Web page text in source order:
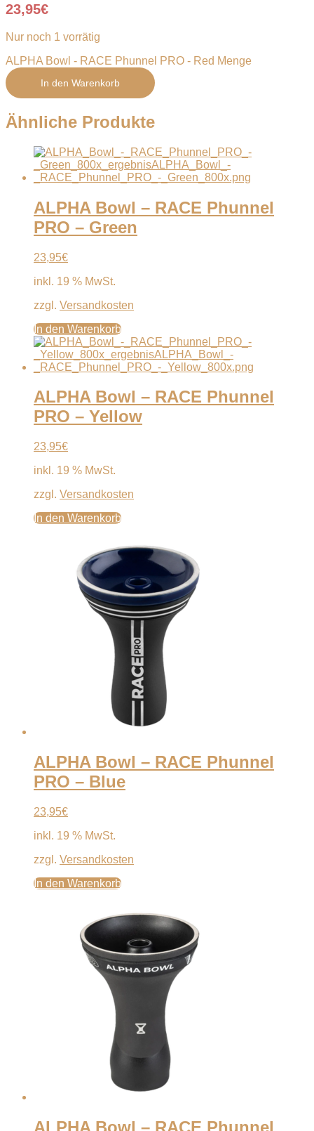
23,95€
Nur noch 1 vorrätig
ALPHA Bowl - RACE Phunnel PRO - Red Menge
In den Warenkorb
Ähnliche Produkte
ALPHA Bowl – RACE Phunnel
PRO – Green
23,95€
inkl. 19 % MwSt.
zzgl. Versandkosten
In den Warenkorb
ALPHA Bowl – RACE Phunnel
PRO – Yellow
23,95€
inkl. 19 % MwSt.
zzgl. Versandkosten
In den Warenkorb
ALPHA Bowl – RACE Phunnel
PRO – Blue
23,95€
inkl. 19 % MwSt.
zzgl. Versandkosten
In den Warenkorb